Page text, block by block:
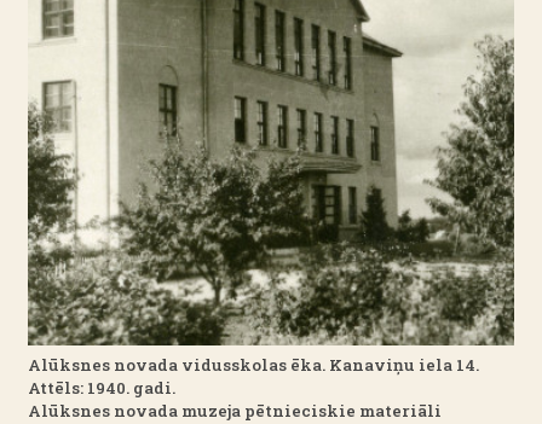
Alūksnes novada vidusskolas ēka. Kanaviņu iela 14.
Attēls: 1940. gadi.
Alūksnes novada muzeja pētnieciskie materiāli